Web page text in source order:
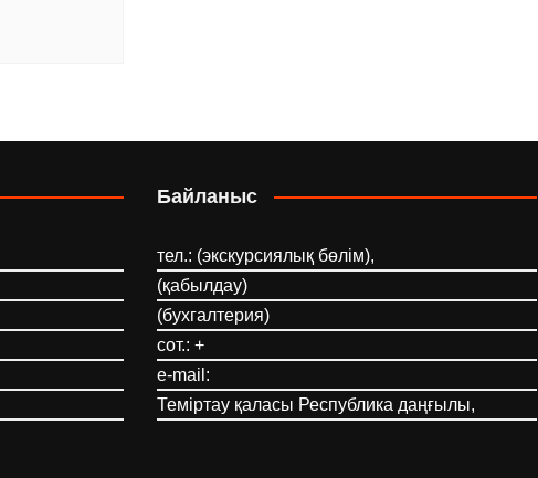
Байланыс
тел.: (экскурсиялық бөлім),
(қабылдау)
(бухгалтерия)
сот.: +
e-mail:
Теміртау қаласы Республика даңғылы,